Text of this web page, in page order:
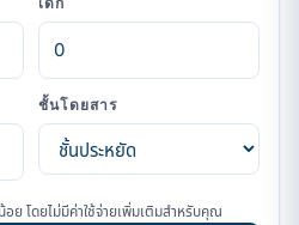
เด็ก
ชั้นโดยสาร
ย โดยไม่มีค่าใช้จ่ายเพิ่มเติมสำหรับคุณ